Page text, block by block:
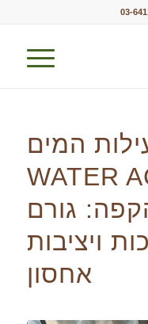
03-
המים
WATER
גורם
ויציבות
אחסון